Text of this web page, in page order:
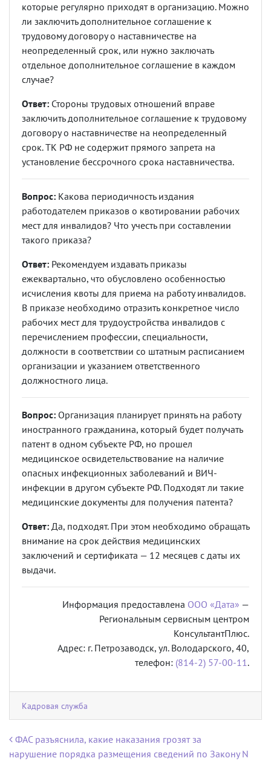
которые регулярно приходят в организацию. Можно
ли заключить дополнительное соглашение к
трудовому договору о наставничестве на
неопределенный срок, или нужно заключать
отдельное дополнительное соглашение в каждом
случае?
Ответ: Стороны трудовых отношений вправе
заключить дополнительное соглашение к трудовому
договору о наставничестве на неопределенный
срок. ТК РФ не содержит прямого запрета на
установление бессрочного срока наставничества.
Вопрос: Какова периодичность издания
работодателем приказов о квотировании рабочих
мест для инвалидов? Что учесть при составлении
такого приказа?
Ответ: Рекомендуем издавать приказы
ежеквартально, что обусловлено особенностью
исчисления квоты для приема на работу инвалидов.
В приказе необходимо отразить конкретное число
рабочих мест для трудоустройства инвалидов с
перечислением профессии, специальности,
должности в соответствии со штатным расписанием
организации и указанием ответственного
должностного лица.
Вопрос: Организация планирует принять на работу
иностранного гражданина, который будет получать
патент в одном субъекте РФ, но прошел
медицинское освидетельствование на наличие
опасных инфекционных заболеваний и ВИЧ-
инфекции в другом субъекте РФ. Подходят ли такие
медицинские документы для получения патента?
Ответ: Да, подходят. При этом необходимо обращать
внимание на срок действия медицинских
заключений и сертификата — 12 месяцев с даты их
выдачи.
Информация предоставлена ООО «Дата» —
Региональным сервисным центром
КонсультантПлюс.
Адрес: г. Петрозаводск, ул. Володарского, 40,
телефон: (814-2) 57-00-11.
Кадровая служба
Навигация по записям
ФАС разъяснила, какие наказания грозят за
нарушение порядка размещения сведений по Закону N